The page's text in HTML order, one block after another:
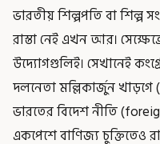
ভারতীয় শিল্পপতি বা শিল্প
রাস্তা নেই এখন আর।
উদ্যোগগুলিই। সেখানেই
দলনেতা মল্লিকার্জুন খাড়গে
ভারতের বিদেশ নীতি
একপেশে বাণিজ্য চুক্তিতেও